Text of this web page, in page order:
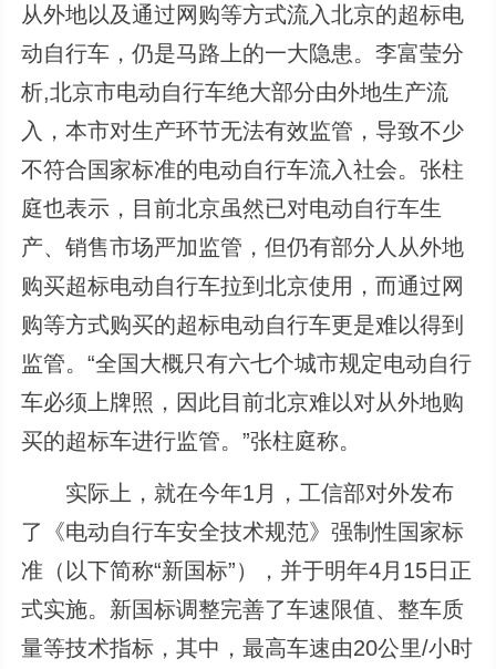
从外地以及通过网购等方式流入北京的超标电
动自行车，仍是马路上的一大隐患。李富莹分
析,北京市电动自行车绝大部分由外地生产流
入，本市对生产环节无法有效监管，导致不少
不符合国家标准的电动自行车流入社会。张柱
庭也表示，目前北京虽然已对电动自行车生
产、销售市场严加监管，但仍有部分人从外地
购买超标电动自行车拉到北京使用，而通过网
购等方式购买的超标电动自行车更是难以得到
监管。“全国大概只有六七个城市规定电动自行
车必须上牌照，因此目前北京难以对从外地购
买的超标车进行监管。”张柱庭称。
实际上，就在今年1月，工信部对外发布
了《电动自行车安全技术规范》强制性国家标
准（以下简称“新国标”），并于明年4月15日正
式实施。新国标调整完善了车速限值、整车质
量等技术指标，其中，最高车速由20公里/小时